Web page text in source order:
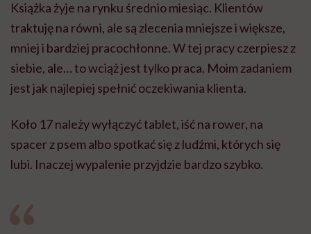
Książka żyje na rynku średnio miesiąc. Klientów
traktuję na równi, ale są zlecenia mniejsze i większe,
mniej i bardziej pracochłonne. W tej pracy czerpiesz z
siebie, ale… to wciąż jest tylko praca. Moim zadaniem
jest jak najlepiej spełnić oczekiwania klienta.
Koło 17 należy wyłączyć tablet, iść na rower, na
spacer z psem albo spotkać się z ludźmi, których się
lubi. Inaczej wypalenie przyjdzie bardzo szybko.